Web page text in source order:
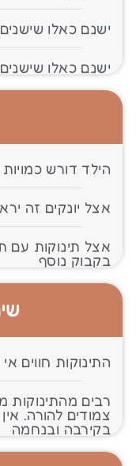
ישנם כאלו
ישנם כאלו
הילד דורש
אצל יונקים זה
אצל תינוקות עם
בקבוק נוסף
התינוקות חווים
רבים מהתינוקות
צמודים להורה.
בקירבה ובנחמה